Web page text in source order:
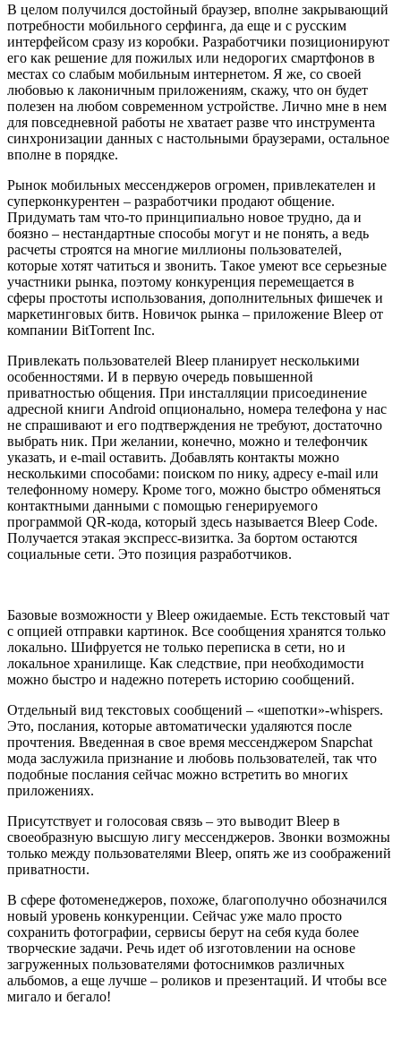
В целом получился достойный браузер, вполне закрывающий
потребности мобильного серфинга, да еще и с русским
интерфейсом сразу из коробки. Разработчики позиционируют
его как решение для пожилых или недорогих смартфонов в
местах со слабым мобильным интернетом. Я же, со своей
любовью к лаконичным приложениям, скажу, что он будет
полезен на любом современном устройстве. Лично мне в нем
для повседневной работы не хватает разве что инструмента
синхронизации данных с настольными браузерами, остальное
вполне в порядке.
Рынок мобильных мессенджеров огромен, привлекателен и
суперконкурентен – разработчики продают общение.
Придумать там что-то принципиально новое трудно, да и
боязно – нестандартные способы могут и не понять, а ведь
расчеты строятся на многие миллионы пользователей,
которые хотят чатиться и звонить. Такое умеют все серьезные
участники рынка, поэтому конкуренция перемещается в
сферы простоты использования, дополнительных фишечек и
маркетинговых битв. Новичок рынка – приложение Bleep от
компании BitTorrent Inc.
Привлекать пользователей Bleep планирует несколькими
особенностями. И в первую очередь повышенной
приватностью общения. При инсталляции присоединение
адресной книги Android опционально, номера телефона у нас
не спрашивают и его подтверждения не требуют, достаточно
выбрать ник. При желании, конечно, можно и телефончик
указать, и e-mail оставить. Добавлять контакты можно
несколькими способами: поиском по нику, адресу e-mail или
телефонному номеру. Кроме того, можно быстро обменяться
контактными данными с помощью генерируемого
программой QR-кода, который здесь называется Bleep Code.
Получается этакая экспресс-визитка. За бортом остаются
социальные сети. Это позиция разработчиков.
Базовые возможности у Bleep ожидаемые. Есть текстовый чат
с опцией отправки картинок. Все сообщения хранятся только
локально. Шифруется не только переписка в сети, но и
локальное хранилище. Как следствие, при необходимости
можно быстро и надежно потереть историю сообщений.
Отдельный вид текстовых сообщений – «шепотки»-whispers.
Это, послания, которые автоматически удаляются после
прочтения. Введенная в свое время мессенджером Snapchat
мода заслужила признание и любовь пользователей, так что
подобные послания сейчас можно встретить во многих
приложениях.
Присутствует и голосовая связь – это выводит Bleep в
своеобразную высшую лигу мессенджеров. Звонки возможны
только между пользователями Bleep, опять же из соображений
приватности.
В сфере фотоменеджеров, похоже, благополучно обозначился
новый уровень конкуренции. Сейчас уже мало просто
сохранить фотографии, сервисы берут на себя куда более
творческие задачи. Речь идет об изготовлении на основе
загруженных пользователями фотоснимков различных
альбомов, а еще лучше – роликов и презентаций. И чтобы все
мигало и бегало!